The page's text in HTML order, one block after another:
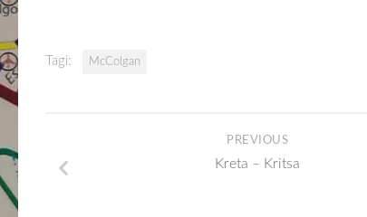
Tagi: McColgan
PREVIOUS
Kreta – Kritsa